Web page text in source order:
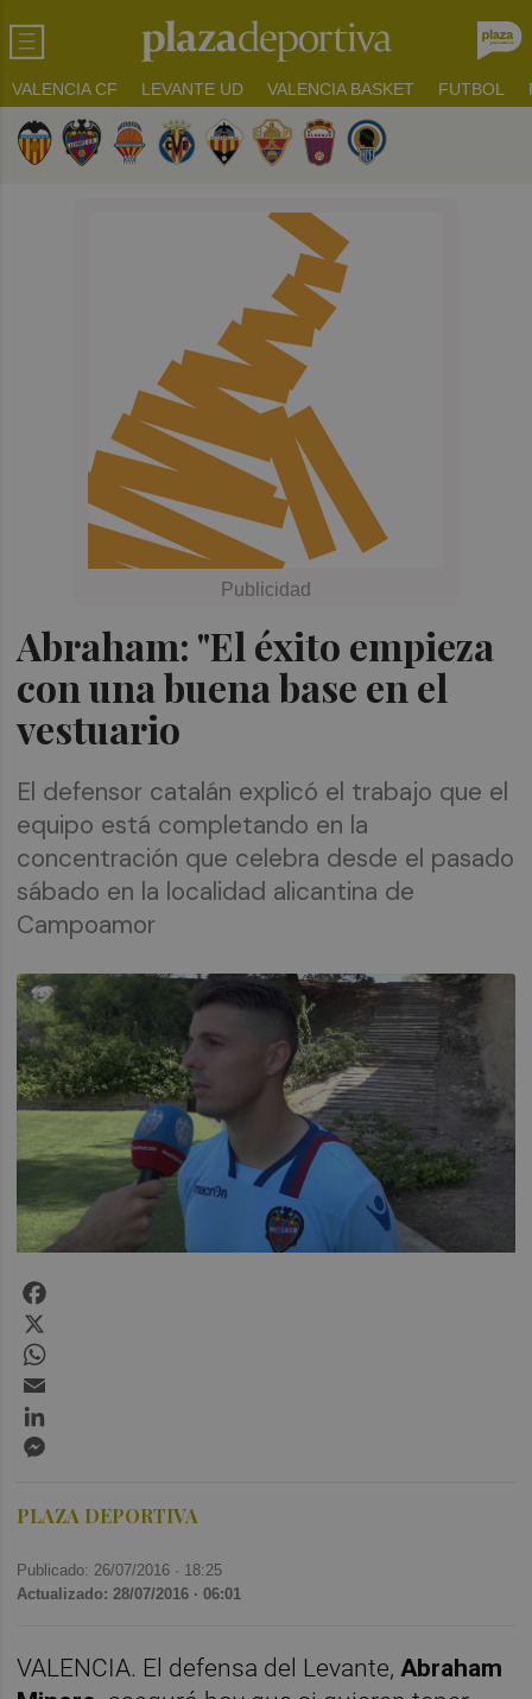
VALENCIA CF LEVANTE UD VALENCIA BASKET FUTBOL
Abraham: "El éxito empieza
con una buena base en el
vestuario
El defensor catalán explicó el trabajo que el
equipo está completando en la
concentración que celebra desde el pasado
sábado en la localidad alicantina de
Campoamor
PLAZA DEPORTIVA
Publicado: 26/07/2016 · 18:25
Actualizado: 28/07/2016 · 06:01
VALENCIA. El defensa del Levante,Abraham